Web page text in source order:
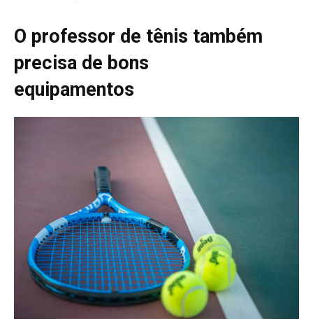
O professor de tênis também
precisa de bons
equipamentos